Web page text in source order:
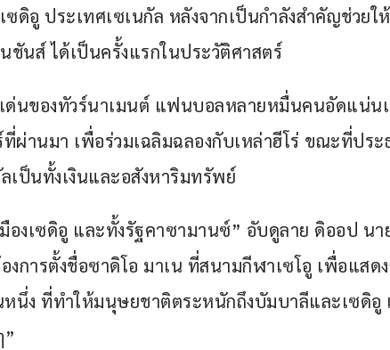
ซดิอู ประเทศเซเนกัล หลังจากเป็นกำลังสำคัญช่วยใ
นส์ ได้เป็นครั้งแรกในประวัติศาสตร์
ด่นของทัวร์นาเมนต์ แฟนบอลหลายหมื่นคนอัดแน่น
ผ่านมา เพื่อร่วมเฉลิมฉลองกับเหล่าฮีโร่ ขณะที่ประ
เป็นทั้งเงินและอสังหาริมทรัพย์
มืองเซดิอู และทั้งรัฐคาซามานซ์” อับดูลาย ดิออป นา
งการตั้งชื่อซาดิโอ มาเน ที่สนามกีฬาเซโอู เพื่อแสด
นึ่ง ที่ทำให้มนุษยชาติตระหนักถึงบัมบาลีและเซดิอู